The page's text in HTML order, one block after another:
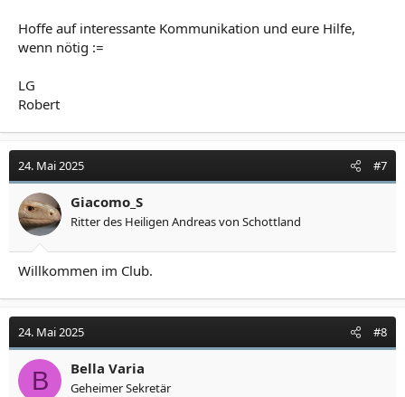
Hoffe auf interessante Kommunikation und eure Hilfe,
wenn nötig :=
LG
Robert
24. Mai 2025 #7
Giacomo_S
Ritter des Heiligen Andreas von Schottland
Willkommen im Club.
24. Mai 2025 #8
B Bella Varia
Geheimer Sekretär